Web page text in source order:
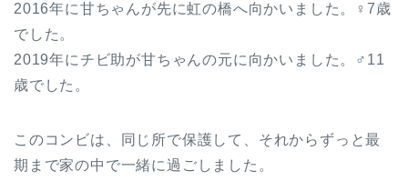
2016年に甘ちゃんが先に虹の橋へ向かいました。♀7歳
でした。
2019年にチビ助が甘ちゃんの元に向かいました。♂11
歳でした。
このコンビは、同じ所で保護して、それからずっと最
期まで家の中で一緒に過ごしました。